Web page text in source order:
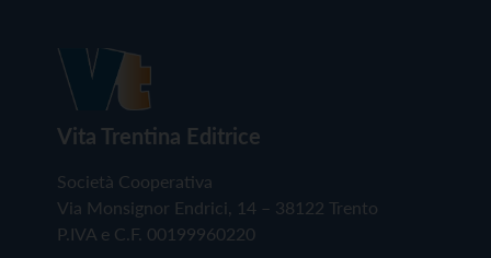
Vita Trentina Editrice
Società Cooperativa
Via Monsignor Endrici, 14 – 38122 Trento
P.IVA e C.F. 00199960220